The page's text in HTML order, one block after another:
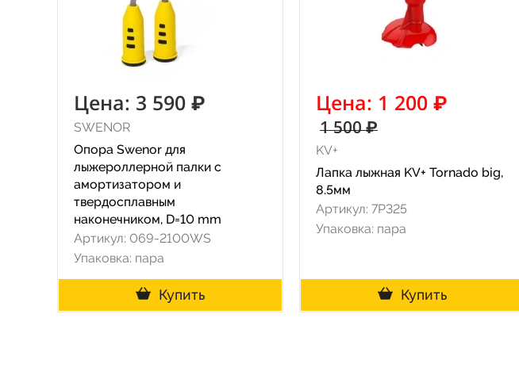
Цена: 3 590 ₽
SWENOR
Опора Swenor для
лыжероллерной палки с
амортизатором и
твердосплавным
наконечником, D=10 mm
Артикул: 069-2100WS
Упаковка: пара
Купить
Цена: 1 200 ₽
1 500 ₽
KV+
Лапка лыжная KV+ Tornado big,
8.5мм
Артикул: 7P325
Упаковка: пара
Купить